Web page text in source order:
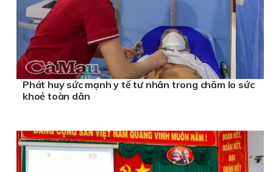
Phát huy sức mạnh y tế tư nhân trong chăm lo sức
khoẻ toàn dân